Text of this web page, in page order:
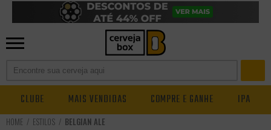
CLUBE MAIS VENDIDAS COMPRE E GANHE IPA
ESTILOS BELGIAN ALE